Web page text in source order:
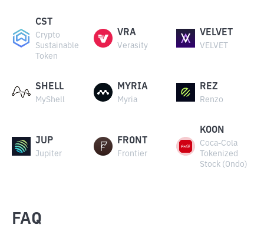
CST
Crypto
Sustainable
Token
VRA
Verasity
VELVET
VELVET
SHELL
MyShell
MYRIA
Myria
REZ
Renzo
JUP
Jupiter
FRONT
Frontier
KOON
Coca-Cola
Tokenized
Stock (Ondo)
FAQ